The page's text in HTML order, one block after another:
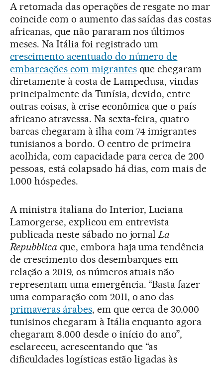
A retomada das operações de resgate no mar
coincide com o aumento das saídas das costas
africanas, que não pararam nos últimos
meses. Na Itália foi registrado um
crescimento acentuado do número de
embarcações com migrantesque chegaram
diretamente à costa de Lampedusa, vindas
principalmente da Tunísia, devido, entre
outras coisas, à crise econômica que o país
africano atravessa. Na sexta-feira, quatro
barcas chegaram à ilha com 74 imigrantes
tunisianos a bordo. O centro de primeira
acolhida, com capacidade para cerca de 200
pessoas, está colapsado há dias, com mais de
1.000 hóspedes.
A ministra italiana do Interior, Luciana
Lamorgerse, explicou em entrevista
publicada neste sábado no jornalLa
Repubblica que, embora haja uma tendência
de crescimento dos desembarques em
relação a 2019, os números atuais não
representam uma emergência. “Basta fazer
uma comparação com 2011, o ano das
primaveras árabes, em que cerca de 30.000
tunisinos chegaram à Itália enquanto agora
chegaram 8.000 desde o início do ano”,
esclareceu, acrescentando que “as
dificuldades logísticas estão ligadas às